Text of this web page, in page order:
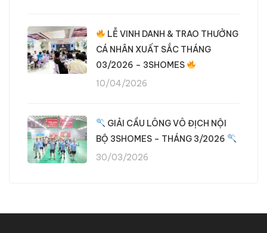
LỄ VINH DANH & TRAO THƯỞNG
CÁ NHÂN XUẤT SẮC THÁNG
03/2026 – 3SHOMES
10/04/2026
GIẢI CẦU LÔNG VÔ ĐỊCH NỘI
BỘ 3SHOMES – THÁNG 3/2026
30/03/2026